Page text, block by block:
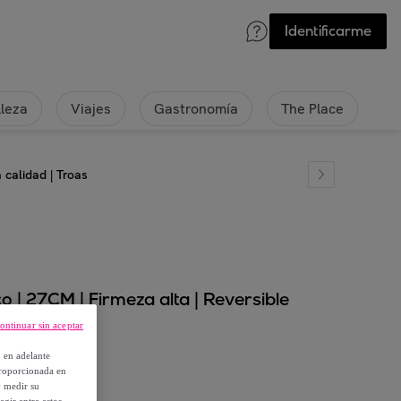
Identificarme
Viajes Gastronomía The Place
| Troas
| 27CM | Firmeza alta | Reversible
adelante
en
medir su
sin aceptar